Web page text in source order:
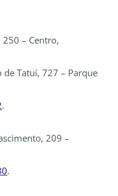
250 – Centro,
de Tatuí, 727 – Parque
.
209 –
.